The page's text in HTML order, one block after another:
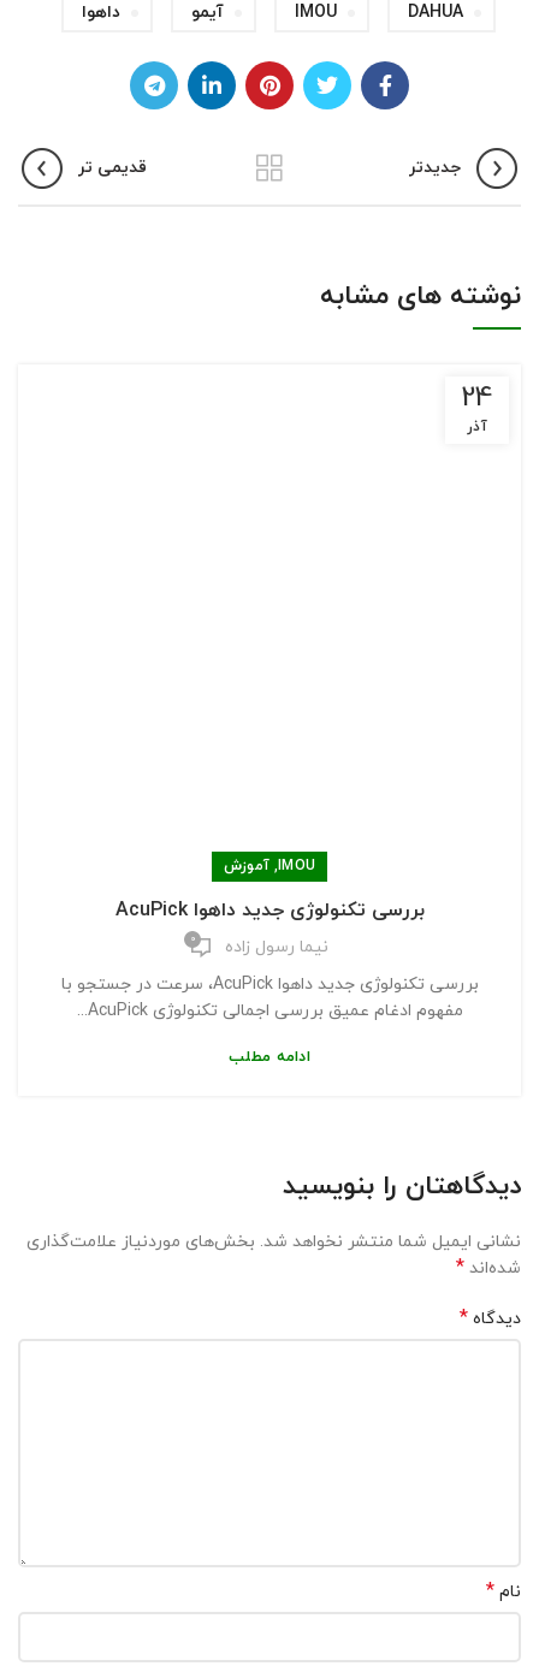
DAHUA
IMOU آیمو داهوا
جدیدتر قدیمی تر
نوشته های مشابه
24
آذر
IMOU
, آموزش
بررسی تکنولوژی جدید داهوا AcuPick
نیما رسول زاده 0
بررسی تکنولوژی جدید داهوا AcuPick، سرعت در جستجو با
مفهوم ادغام عمیق بررسی اجمالی تکنولوژی AcuPick...
ادامه مطلب
دیدگاهتان را بنویسید
نشانی ایمیل شما منتشر نخواهد شد. بخش‌های موردنیاز علامت‌گذاری
شده‌اند *
دیدگاه *
نام *